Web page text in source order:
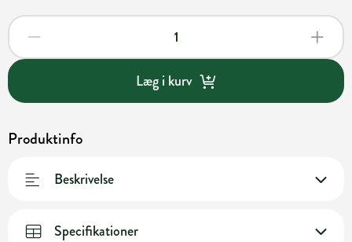
Læg i kurv
Produktinfo
Beskrivelse
Specifikationer